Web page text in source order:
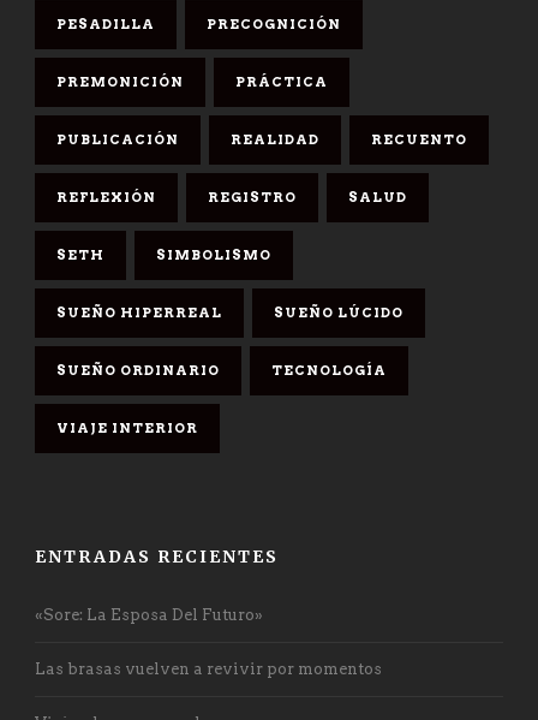
PESADILLA PRECOGNICIÓN
PREMONICIÓN PRÁCTICA
PUBLICACIÓN REALIDAD RECUENTO
REFLEXIÓN REGISTRO SALUD
SETH SIMBOLISMO
SUEÑO HIPERREAL SUEÑO LÚCIDO
SUEÑO ORDINARIO TECNOLOGÍA
VIAJE INTERIOR
ENTRADAS RECIENTES
«Sore: La Esposa Del Futuro»
Las brasas vuelven a revivir por momentos